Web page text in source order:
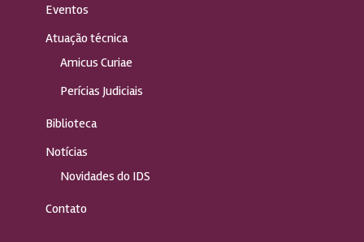
Eventos
Atuação técnica
Amicus Curiae
Perícias Judiciais
Biblioteca
Notícias
Novidades do IDS
Contato